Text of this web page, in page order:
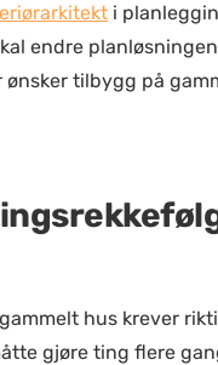
i
endre
ønsker tilbygg på
hus krever
gjøre ting flere